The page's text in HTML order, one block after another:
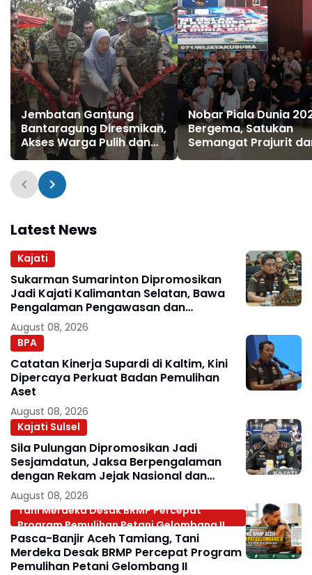
Jembatan Gantung
Bantaragung Diresmikan,
Akses Warga Pulih dan
Harapan Baru Tumbuh di
Pemalang
Nobar Piala Dunia
Bergema, Satukan
Semangat Prajurit
Masyarakat
Latest News
Kajati
Sukarman Sumarinton Dipromosikan
Jadi Kajati Kalimantan Selatan, Bawa
Pengalaman Pengawasan dan
Kepemimpinan
August 08, 2026
BPA
Catatan Kinerja Supardi di Kaltim, Kini
Dipercaya Perkuat Badan Pemulihan
Aset
August 08, 2026
Kajati Sulsel
Sila Pulungan Dipromosikan Jadi
Sesjamdatun, Jaksa Berpengalaman
dengan Rekam Jejak Nasional dan
Internasional
August 08, 2026
Tani Merdeka Desak BRMP Percepat
Program Pemulihan Petani Gelombang II
Pasca-Banjir Aceh Tamiang, Tani
Merdeka Desak BRMP Percepat Program
Pemulihan Petani Gelombang II